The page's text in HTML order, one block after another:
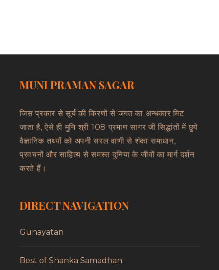
MUNI PRAMAN SAGAR
जिस प्रकार से सूर्य की किरणों से जगत का अन्धकार मिट
जाता है, ऐसे ही मुनि श्री 108 प्रमाण सागर जी सिद्धांतों में छुपे
वैज्ञानिक तथ्यों को अपनी सरल वाणी से शंका समाधान,
प्रवचनों और साहित्य से समस्त दुनिया के जीवों का मार्ग दर्शन
करते हैं।
DIRECT NAVIGATION
Gunayatan
Best of Shanka Samadhan